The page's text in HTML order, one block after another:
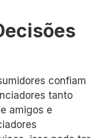
confiam
tanto
amigos e